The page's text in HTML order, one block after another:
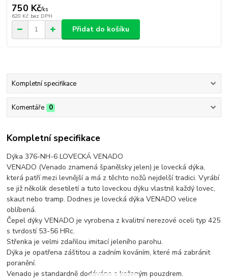
750 Kč/ks
620 Kč bez DPH
Přidat do košíku
Kompletní specifikace
Komentáře 0
Kompletní specifikace
Dýka 376-NH-6 LOVECKÁ VENADO
VENADO (Venado znamená španělsky jelen) je lovecká dýka,
která patří mezi levnější a má z těchto nožů nejdelší tradici. Vyrábí
se již několik desetiletí a tuto loveckou dýku vlastnil každý lovec,
skaut nebo tramp. Dodnes je lovecká dýka VENADO velice
oblíbená.
Čepel dýky VENADO je vyrobena z kvalitní nerezové oceli typ 425
s tvrdostí 53-56 HRc.
Střenka je velmi zdařilou imitací jeleního parohu.
Dýka je opatřena záštitou a zadním kováním, které má zabránit
poranění.
Venado je standardně dodáváno s koženým pouzdrem.